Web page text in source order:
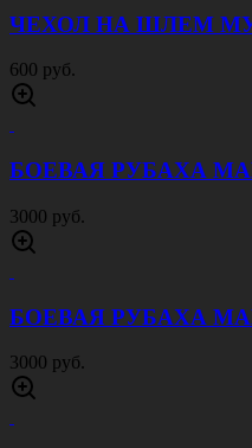
ЧЕХОЛ НА ШЛЕМ
600 руб.
БОЕВАЯ РУБАХА
3000 руб.
БОЕВАЯ РУБАХА
3000 руб.